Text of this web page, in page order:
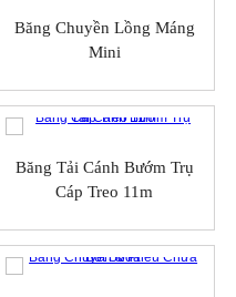
Băng Chuyền Lồng Máng
Mini
Băng Tải Cánh Bướm Trụ
Cáp Treo 11m